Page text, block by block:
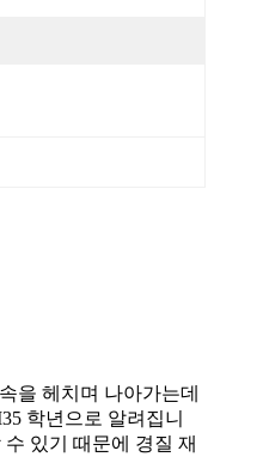
을 헤치며 나아가는데
학년으로 알려집니
있기 때문에 경질 재